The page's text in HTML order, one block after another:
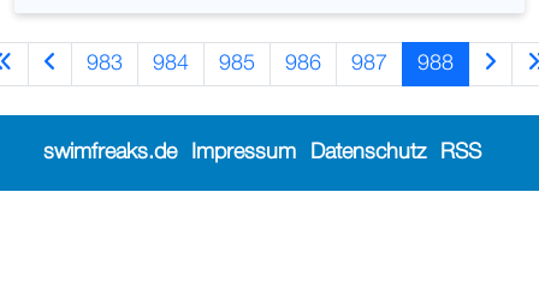
983 984 985 986 987 988
swimfreaks.de Impressum Datenschutz RSS